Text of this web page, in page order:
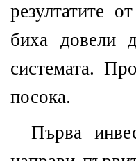
резултатите
биха довели
системата.
посока.
Първа